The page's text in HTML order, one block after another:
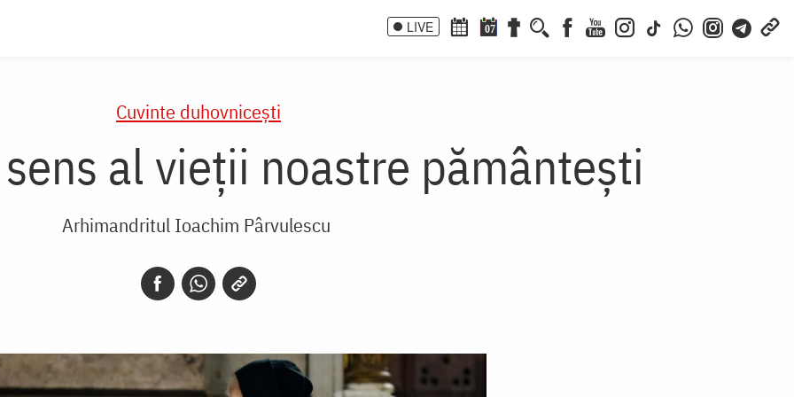
LIVE 07
Cuvinte duhovnicești
al vieții noastre pământești
Arhimandritul Ioachim Pârvulescu